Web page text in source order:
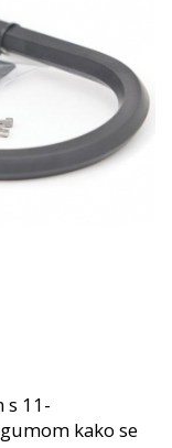
s 11-
kako se